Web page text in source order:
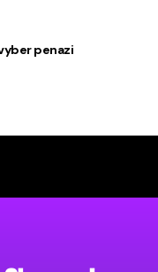
penazi